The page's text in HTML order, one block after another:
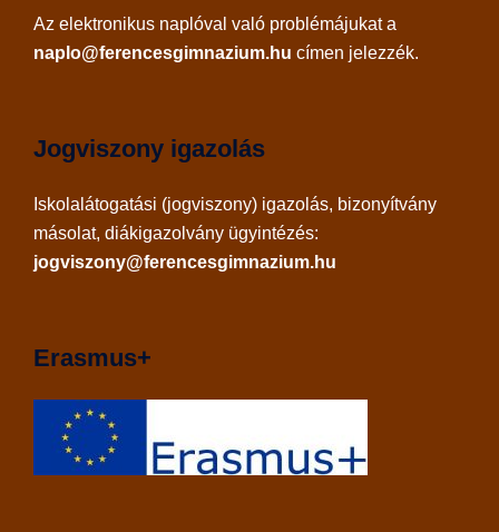
Az elektronikus naplóval való problémájukat a
naplo@ferencesgimnazium.hu címen jelezzék.
Jogviszony igazolás
Iskolalátogatási (jogviszony) igazolás, bizonyítvány
másolat, diákigazolvány ügyintézés:
jogviszony@ferencesgimnazium.hu
Erasmus+